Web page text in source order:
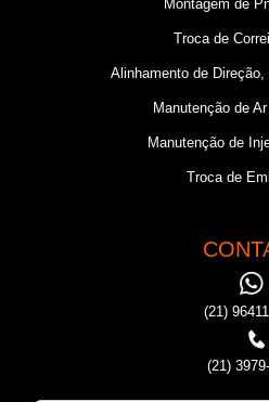
Montagem de
Troca de
Alinhamento de
Manutenção de
Manutenção de
Troca de
(21)
(21)